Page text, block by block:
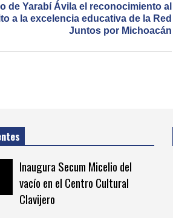
de Yarabí Ávila el reconocimiento al
a la excelencia educativa de la Red
Juntos por Michoacán
Inaugura Secum Micelio del
vacío en el Centro Cultural
Clavijero